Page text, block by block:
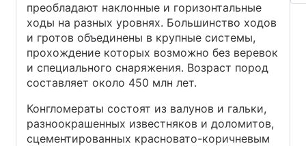
преобладают наклонные и горизонтальные
ходы на разных уровнях. Большинство ходов
и гротов объединены в крупные системы,
прохождение которых возможно без веревок
и специального снаряжения. Возраст пород
составляет около 450 млн лет.
Конгломераты состоят из валунов и гальки,
разноокрашенных известняков и доломитов,
сцементированных красновато-коричневым